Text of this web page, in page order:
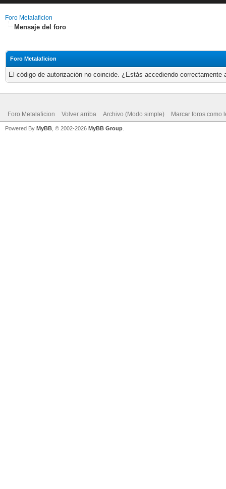
Foro Metalaficion
Mensaje del foro
Foro Metalaficion
El código de autorización no coincide. ¿Estás accediendo
Foro Metalaficion Volver arriba Archivo (Modo simple) Marcar foros como
Powered By MyBB , © 2002-2026 MyBB Group